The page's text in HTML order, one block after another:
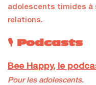
adolescents timides à
relations.
🎙 Podcasts
Bee Happy, le
Pour les adolescents.